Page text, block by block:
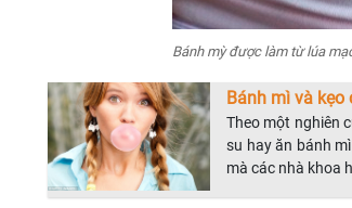
Bánh mỳ được làm từ lúa
Bánh mì và
Theo một nghiên
su hay ăn bánh
mà các nhà khoa